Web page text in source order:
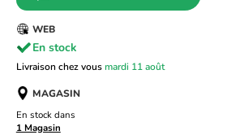
WEB
En stock
Livraison chez vousmardi 11 août
MAGASIN
En stock dans
1 Magasin